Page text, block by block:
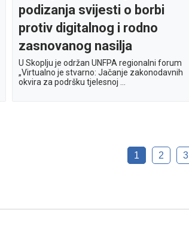
podizanja svijesti o borbi
protiv digitalnog i rodno
zasnovanog nasilja
U Skoplju je održan UNFPA regionalni forum
„Virtualno je stvarno: Jačanje zakonodavnih
okvira za podršku tjelesnoj ...
1 2 3